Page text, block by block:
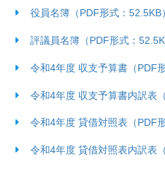
役員名簿（PDF形式：52.5KB）
評議員名簿（PDF形式：
令和4年度 収支予算書（PDF
令和4年度 収支予算書内訳表
令和4年度 貸借対照表（PDF
令和4年度 貸借対照表内訳表